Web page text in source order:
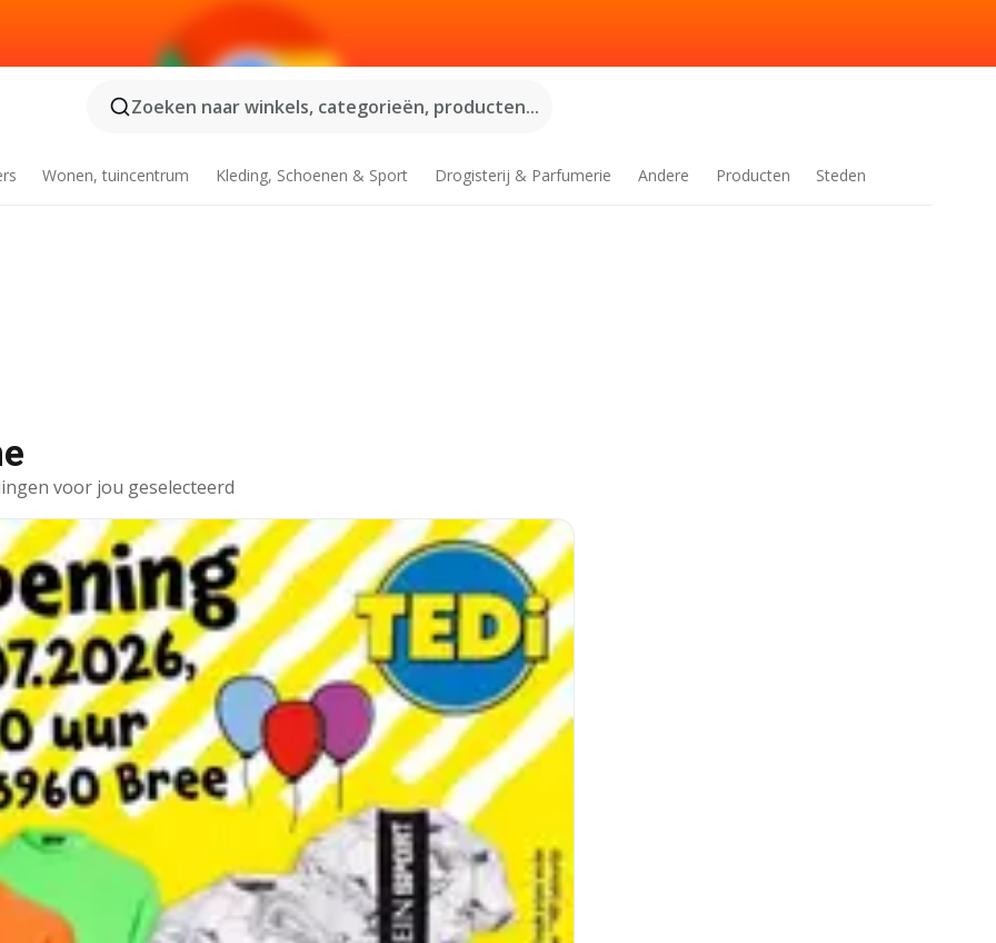
Zoeken naar winkels, categorieën, producten...
Wonen, tuincentrum Kleding, Schoenen & Sport Drogisterij & Parfumerie Andere Producten Steden
voor jou geselecteerd